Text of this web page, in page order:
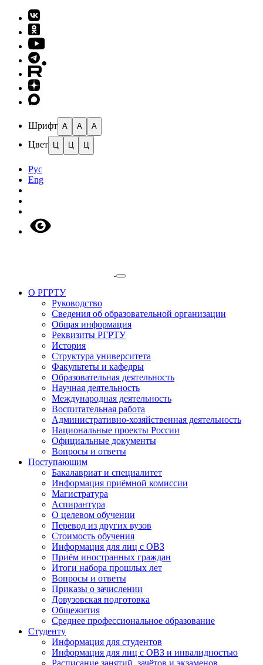
Шрифт A A A
Цвет Ц Ц Ц
Рус
Eng
О РГРТУ
Руководство
Сведения об образовательной организации
Общая информация
Реквизиты РГРТУ
История
Структура университета
Факультеты и кафедры
Образовательная деятельность
Научная деятельность
Международная деятельность
Воспитательная работа
Административно-хозяйственная деятельность
Национальные проекты России
Официальные документы
Вопросы и ответы
Поступающим
Бакалавриат и специалитет
Информация приёмной комиссии
Магистратура
Аспирантура
О целевом обучении
Перевод из других вузов
Стоимость обучения
Информация для лиц с ОВЗ
Приём иностранных граждан
Итоги набора прошлых лет
Вопросы и ответы
Приказы о зачислении
Довузовская подготовка
Общежития
Среднее профессиональное образование
Студенту
Информация для студентов
Информация для лиц с ОВЗ и инвалидностью
Расписание занятий, зачётов и экзаменов